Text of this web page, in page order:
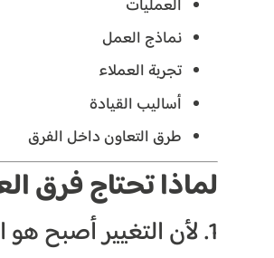
العمليات
نماذج العمل
تجربة العملاء
أساليب القيادة
طرق التعاون داخل الفرق
لماذا تحتاج فرق
1. لأن التغيير أصبح هو القاعدة